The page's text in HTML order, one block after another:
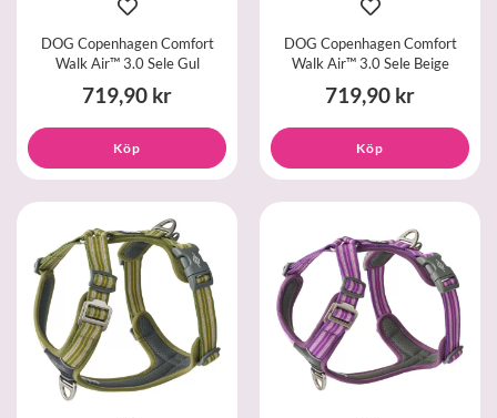
DOG Copenhagen Comfort
Walk Air™ 3.0 Sele Gul
719,90 kr
Köp
DOG Copenhagen Comfort
Walk Air™ 3.0 Sele Beige
719,90 kr
Köp